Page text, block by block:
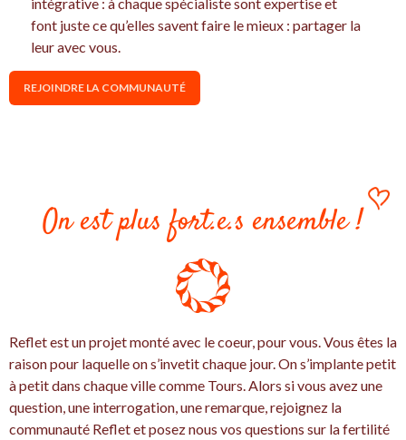
font juste ce qu’elles savent faire le mieux : partager la
leur avec vous.
REJOINDRE LA COMMUNAUTÉ
On est plus fort.e.s ensemble !
Reflet est un projet monté avec le coeur, pour vous. Vous êtes la
raison pour laquelle on s’invetit chaque jour. On s’implante petit
à petit dans chaque ville comme Tours. Alors si vous avez une
question, une interrogation, une remarque, rejoignez la
communauté Reflet et posez nous vos questions sur la fertilité